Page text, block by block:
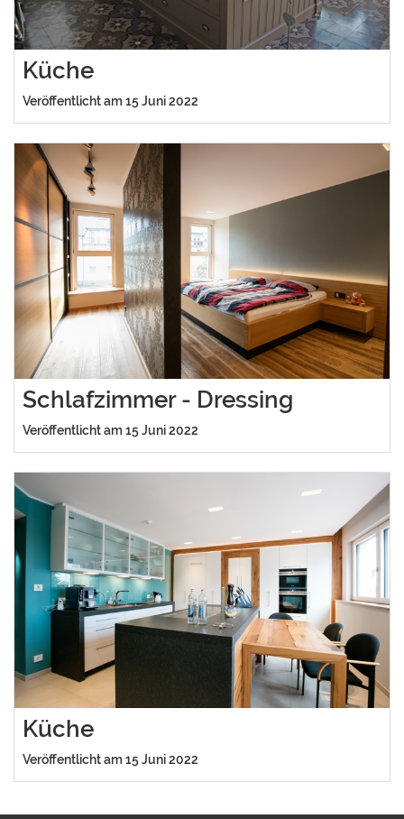
Küche
Veröffentlicht am 15 Juni 2022
Schlafzimmer - Dressing
Veröffentlicht am 15 Juni 2022
Küche
Veröffentlicht am 15 Juni 2022